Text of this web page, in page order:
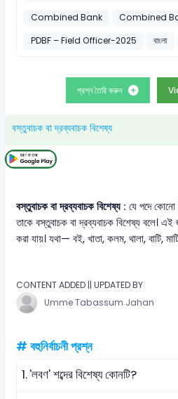
Combined Bank
Combined
PDBF – Field Officer-2025
বাংলা
প্রশ্ন তৈরি করুন
বস্তুবাচক বা দ্রব্যবাচক বিশেষ্য
বস্তুবাচক বা দ্রব্যবাচক বিশেষ্য : যে পদে কোনো
তাকে বস্তুবাচক বা দ্রব্যবাচক বিশেষ্য বলে। এই
করা যায়। যথা— বই, খাতা, কলম, থালা, বাটি,
CONTENT ADDED || UPDATED BY
Umme Tabassum Jahan
# বহুনির্বাচনী প্রশ্ন
1.'লবণ' শব্দের বিশেষ্য কোনটি?